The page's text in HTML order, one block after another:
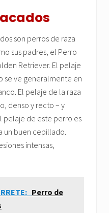
son perros de raza
sus padres, el Perro
Retriever. El pelaje
se ve generalmente en
El pelaje de la raza
denso y recto – y
pelaje de este perro es
un buen cepillado.
intensas,
Perro de